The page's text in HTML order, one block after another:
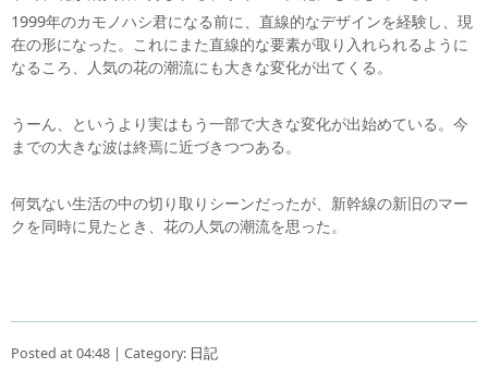
1999年のカモノハシ君になる前に、直線的なデザインを経験し、現
在の形になった。これにまた直線的な要素が取り入れられるように
なるころ、人気の花の潮流にも大きな変化が出てくる。
うーん、というより実はもう一部で大きな変化が出始めている。今
までの大きな波は終焉に近づきつつある。
何気ない生活の中の切り取りシーンだったが、新幹線の新旧のマー
クを同時に見たとき、花の人気の潮流を思った。
Posted at 04:48 | Category: 日記